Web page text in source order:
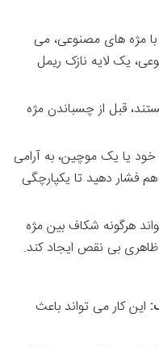
مژه های مصنوعی، می
یک لایه نازک ریمل
قبل از چسباندن مژه
یا یک موچین، به آرامی
فشار دهید تا یکپارچگی
هرگونه شکاف بین مژه
بی نقص ایجاد کند.
این کار می تواند باعث